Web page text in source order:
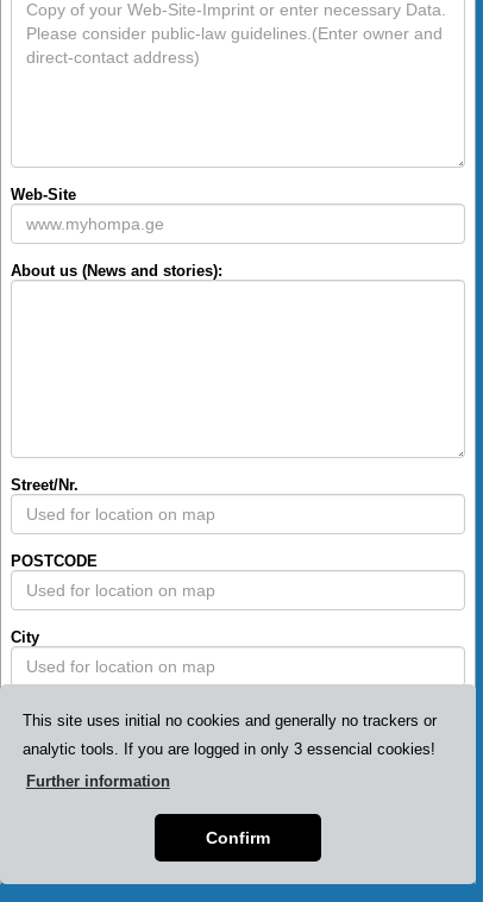
This site uses initial no cookies and generally no trackers or
analytic tools. If you are logged in only 3 essencial cookies!
Further information
Confirm
Web-Site
About us (News and stories):
Street/Nr.
POSTCODE
City
Price
36,00 € / Year incl. VAT